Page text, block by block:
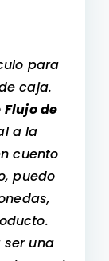
para
caja.
Flujo de
a la
cuento
puedo
ser una